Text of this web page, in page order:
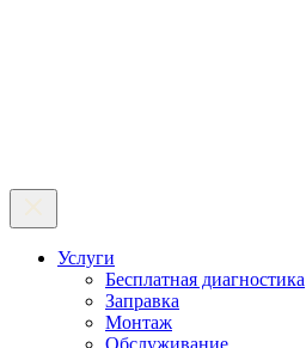
Услуги
Бесплатная диагностика
Заправка
Монтаж